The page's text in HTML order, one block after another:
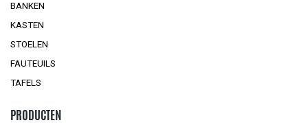
BANKEN
KASTEN
STOELEN
FAUTEUILS
TAFELS
PRODUCTEN